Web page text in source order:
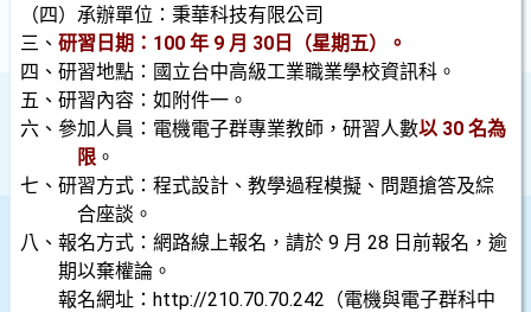
（四）承辦單位：秉華科技有限公司
三、 研習日期：100 年 9 月 30日（星期五）。
四、研習地點：國立台中高級工業職業學校資訊科。
五、研習內容：如附件一。
六、參加人員：電機電子群專業教師，研習人數以 30 名為
限 。
七、研習方式：程式設計、教學過程模擬、問題搶答及綜
合座談。
八、報名方式：網路線上報名，請於 9 月 28 日前報名，逾
期以棄權論。
報名網址：http://210.70.70.242（電機與電子群科中